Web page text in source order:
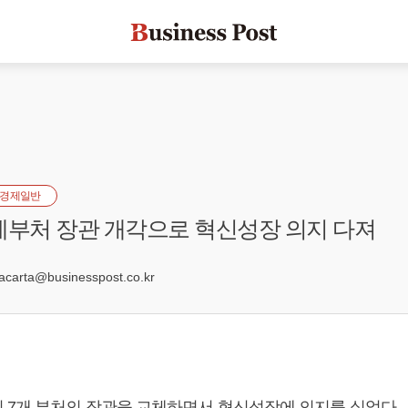
경제일반
부처 장관 개각으로 혁신성장 의지 다져